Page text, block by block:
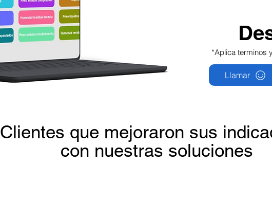
*Aplica terminos
Llamar
Clientes que mejoraron sus
con nuestras soluciones